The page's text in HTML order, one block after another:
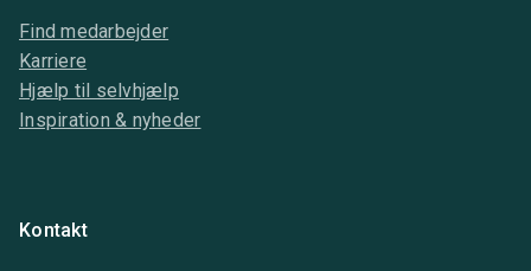
Find medarbejder
Karriere
Hjælp til selvhjælp
Inspiration & nyheder
Kontakt